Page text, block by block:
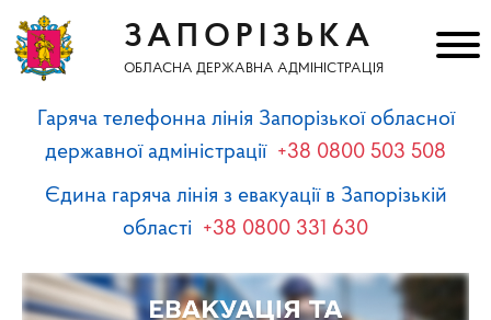
ЗАПОРІЗЬКА
ОБЛАСНА ДЕРЖАВНА АДМІНІСТРАЦІЯ
Гаряча телефонна лінія Запорізької обласної
державної адміністрації +38 0800 503 508
Єдина гаряча лінія з евакуації в Запорізькій
області +38 0800 331 630